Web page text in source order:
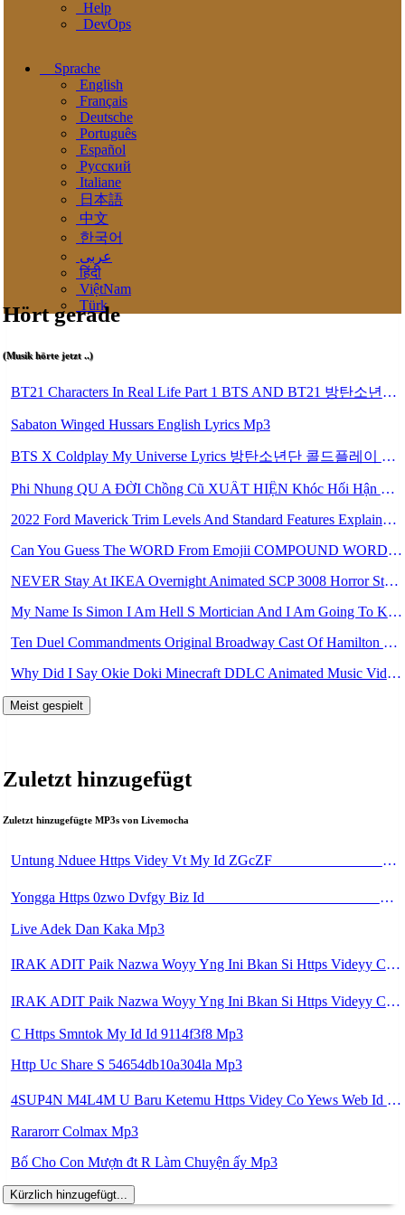
Help
DevOps
Sprache
English
Français
Deutsche
Português
Español
Pусский
Italiane
日本語
中文
한국어
عربى
हिंदी
ViệtNam
Türk
Hört gerade
(Musik hörte jetzt ..)
BT21 Characters In Real Life Part 1 BTS AND BT21 방탄소년단 BT21 BT21아가들은 아빠조아 따라쟁이들 BTS Vs BT21 Mp3
Sabaton Winged Hussars English Lyrics Mp3
BTS X Coldplay My Universe Lyrics 방탄소년단 콜드플레이 My Universe 가사 Color Coded Lyrics Han Rom Eng Mp3
Phi Nhung QU A ĐỜI Chồng Cũ XUẤT HIỆN Khóc Hối Hận Vì Làm Điều KHỦNG KHIẾP Với Cô Mp3
2022 Ford Maverick Trim Levels And Standard Features Explained Mp3
Can You Guess The WORD From Emojii COMPOUND WORD EMOJII CHALLENGE 90 PEOPLE FAIL Guess Mp3
NEVER Stay At IKEA Overnight Animated SCP 3008 Horror Story Mp3
My Name Is Simon I Am Hell S Mortician And I Am Going To Kill God Creepypasta Mp3
Ten Duel Commandments Original Broadway Cast Of Hamilton Lyrics Mp3
Why Did I Say Okie Doki Minecraft DDLC Animated Music Video Song By The Stupendium Mp3
Meist gespielt
Zuletzt hinzugefügt
Zuletzt hinzugefügte MP3s von Livemocha
Untung Nduee Https Videy Vt My Id ZGcZF ᅟᅟᅟᅟᅟᅟᅟᅟᅟᅟᅟᅟᅟᅟᅟᅟᅟᅟᅟᅟᅟᅟᅟᅟᅟᅟᅟᅟᅟᅟᅟᅟ ᅠ ᅠ ᅠ ᅠ ᅠ ᅠ ᅠ ᅠ ᅠ ᅠ ᅠ ᅠ ᅠ ᅠ ᅠ Yes ᅠ ᅠ ᅠ ᅠ Mp3
Yongga Https 0zwo Dvfgy Biz Id ᅠ ᅠ ᅠ ᅠ ᅠ ᅠ ᅠ ᅠ ᅠ ᅠ ᅠ ᅠ ᅠ ᅠ ᅠ ᅠ ᅠ ᅠ ᅠ ᅠ ᅠ ᅠ ᅠ ᅠ ᅠ ᅠ ᅠ ᅠ ᅠ ᅠ ᅠ ᅠ ᅠ ᅠ ᅠ ᅠ ᅠ ᅠ ᅠ ᅠ ᅠ ᅠ ᅠ ᅠ ᅠ ᅠ ᅠ ᅠ ᅠ ᅠ ᅠ ᅠ ᅠ ᅠ ᅠ ᅠ ᅠ Mp3
Live Adek Dan Kaka Mp3
IRAK ADIT Paik Nazwa Woyy Yng Ini Bkan Si Https Videyy Cook8 Cfl4iw Biz Id ᅟᅟᅟᅟᅟᅟᅟᅟᅟᅟᅟᅟᅟᅟᅟᅟᅟᅟᅟᅟᅟᅟᅟᅟᅟᅟᅟᅟᅟᅟᅟᅟ ᅟᅟᅟᅟᅟᅟᅟᅟᅟᅟᅟᅟᅟᅟᅟᅟᅟᅟᅟᅟᅟᅟᅟᅟᅟᅟᅟᅟᅟᅟᅟᅟᅟᅟᅟᅟᅟᅟᅟᅟᅟᅟᅟᅟᅟᅟᅟᅟᅟᅟᅟᅟᅟᅟᅟᅟᅟᅟᅟᅟᅟᅟᅟᅟᅟᅟᅟᅟᅟᅟᅟᅟᅟᅟᅟᅟᅟᅟᅟᅟᅟᅟᅟᅟᅟᅟᅟᅟᅟᅟᅟᅟᅟᅟᅟᅟᅟᅟᅟᅟᅟᅟᅟᅟᅟᅟᅟᅟᅟᅟᅟᅟᅟᅟᅟᅟᅟᅟᅟᅟᅟᅟᅟᅟᅟᅟᅟᅟᅟᅟᅟᅟᅟᅟᅟᅟᅟ ᅠ ᅠ ᅠ ᅠ ᅠ Mp3
IRAK ADIT Paik Nazwa Woyy Yng Ini Bkan Si Https Videyy Cook8 Cfl4iw Biz Id ᅟᅟᅟᅟᅟᅟᅟᅟᅟᅟᅟᅟᅟᅟᅟᅟᅟᅟᅟᅟᅟᅟᅟᅟᅟᅟᅟᅟᅟᅟᅟᅟ ᅟᅟᅟᅟᅟᅟᅟᅟᅟᅟᅟᅟᅟᅟᅟᅟᅟᅟᅟᅟᅟᅟᅟᅟᅟᅟᅟᅟᅟᅟᅟᅟᅟᅟᅟᅟᅟᅟᅟᅟᅟᅟᅟᅟᅟᅟᅟᅟᅟᅟᅟᅟᅟᅟᅟᅟᅟᅟᅟᅟᅟᅟᅟᅟᅟᅟᅟᅟᅟᅟᅟᅟᅟᅟᅟᅟᅟᅟᅟᅟᅟᅟᅟᅟᅟᅟᅟᅟᅟᅟᅟᅟᅟᅟᅟᅟᅟᅟᅟᅟᅟᅟᅟᅟᅟᅟᅟᅟᅟᅟᅟᅟᅟᅟᅟᅟᅟᅟᅟᅟᅟᅟᅟᅟᅟᅟᅟᅟᅟᅟᅟᅟᅟᅟᅟᅟᅟ ᅠ ᅠ ᅠ ᅠ ᅠ Mp3
C Https Smntok My Id Id 9114f3f8 Mp3
Http Uc Share S 54654db10a304la Mp3
4SUP4N M4L4M U Baru Ketemu Https Videy Co Yews Web Id PTldKA ᅠ ᅠ ᅠ ᅠ ᅠ ᅠ ᅠ ᅠ ᅠ ᅠ ᅠ ᅠ ᅠ ᅠ ᅠ ᅠ ᅠ ᅠ ᅠ ᅠ ᅠ ᅠ ᅠ ᅠ ᅠ Mp3
Rararorr Colmax Mp3
Bố Cho Con Mượn đt R Làm Chuyện ấy Mp3
Kürzlich hinzugefügt...